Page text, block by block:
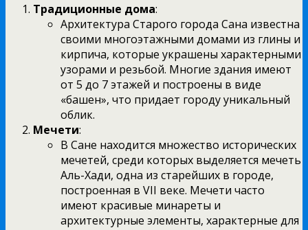
Традиционные дома:
Архитектура Старого города Сана известна
своими многоэтажными домами из глины и
кирпича, которые украшены характерными
узорами и резьбой. Многие здания имеют
от 5 до 7 этажей и построены в виде
«башен», что придает городу уникальный
облик.
Мечети:
В Сане находится множество исторических
мечетей, среди которых выделяется мечеть
Аль-Хади, одна из старейших в городе,
построенная в VII веке. Мечети часто
имеют красивые минареты и
архитектурные элементы, характерные для